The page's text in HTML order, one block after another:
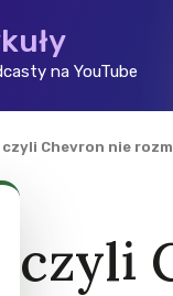
na YouTube
Chevron nie
czyli